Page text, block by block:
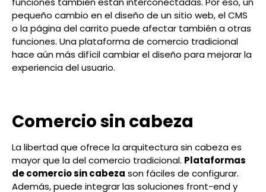
pequeño cambio en el diseño de un sitio web, el CMS
o la página del carrito puede afectar también a otras
funciones. Una plataforma de comercio tradicional
hace aún más difícil cambiar el diseño para mejorar la
experiencia del usuario.
Comercio sin cabeza
La libertad que ofrece la arquitectura sin cabeza es
mayor que la del comercio tradicional. Plataformas
de comercio sin cabeza son fáciles de configurar.
Además, puede integrar las soluciones front-end y